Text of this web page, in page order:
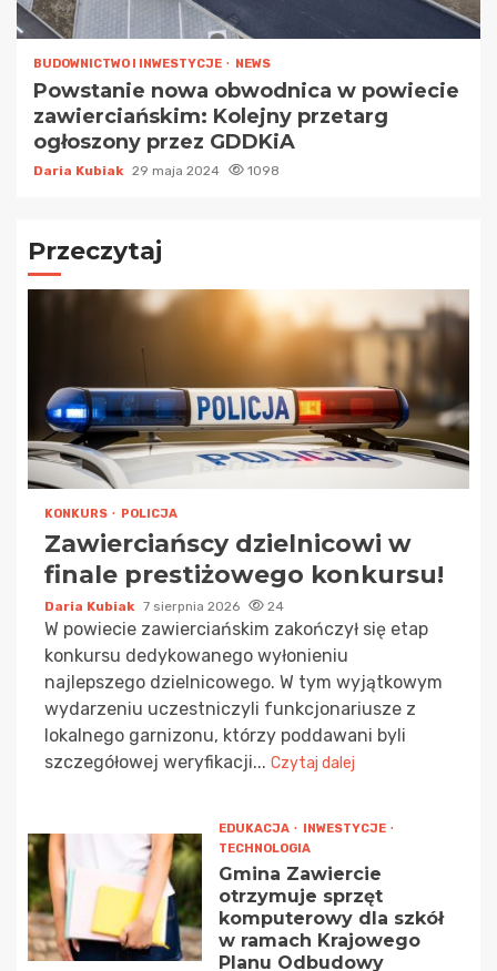
BUDOWNICTWO I INWESTYCJE NEWS
Powstanie nowa obwodnica w powiecie
zawierciańskim: Kolejny przetarg
ogłoszony przez GDDKiA
Daria Kubiak 29 maja 2024 1098
Przeczytaj
KONKURS POLICJA
Zawierciańscy dzielnicowi w
finale prestiżowego konkursu!
Daria Kubiak 7 sierpnia 2026 24
W powiecie zawierciańskim zakończył się etap
konkursu dedykowanego wyłonieniu
najlepszego dzielnicowego. W tym wyjątkowym
wydarzeniu uczestniczyli funkcjonariusze z
lokalnego garnizonu, którzy poddawani byli
szczegółowej weryfikacji... Czytaj dalej
EDUKACJA
INWESTYCJE
TECHNOLOGIA
Gmina Zawiercie
otrzymuje sprzęt
komputerowy dla szkół
w ramach Krajowego
Planu Odbudowy